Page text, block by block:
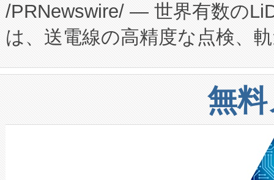
プログラムには、施設設計・
に関する技術移転および知的
構造化トレーニングカリキュ
上げおよび商用化段階におけ
設備整備および立ち上げ調整
加組織は、Enzeneのバイオ
選定された製品について、自
た。 Voltaiq独自のAI搭載プラ
定、統合、導入、運用に至る
安全性を追跡し、確保する事
増加しているデータセンター
る電力網に大きな負担をかけ
事業者の負担軽減という課題
系統連系を迅速にし、ピーク
/PRNewswire/ — 世界有数の
は、送電線の高精度な点検、
や穀物倉庫におけるバルク材
リューション「Avia 2」を発
したAvia 2は、1,000メート
狭視野のFOVを切り替えるこ
ケーブル、枝などの細かな対
無